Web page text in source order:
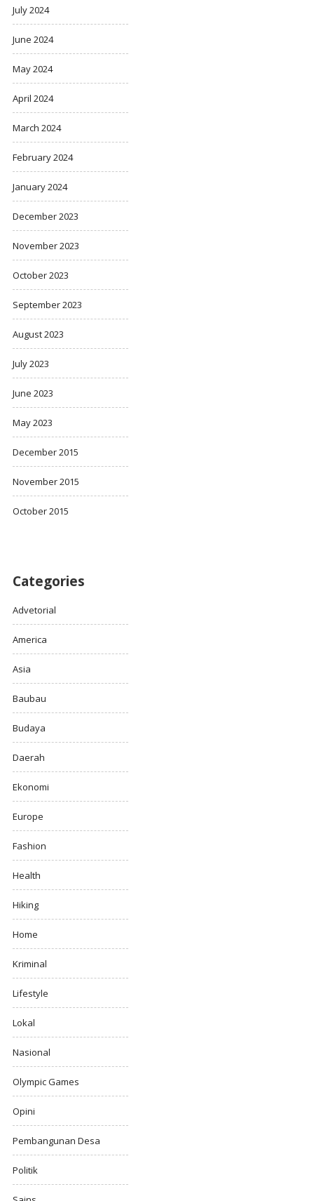
July 2024
June 2024
May 2024
April 2024
March 2024
February 2024
January 2024
December 2023
November 2023
October 2023
September 2023
August 2023
July 2023
June 2023
May 2023
December 2015
November 2015
October 2015
Categories
Advetorial
America
Asia
Baubau
Budaya
Daerah
Ekonomi
Europe
Fashion
Health
Hiking
Home
Kriminal
Lifestyle
Lokal
Nasional
Olympic Games
Opini
Pembangunan Desa
Politik